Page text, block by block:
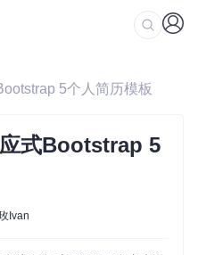
5个人简历模板
式Bootstrap 5
Ivan